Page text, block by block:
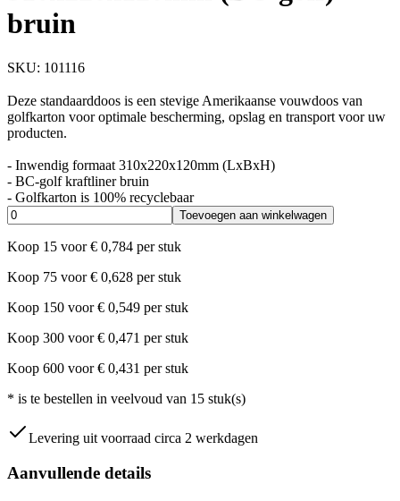
bruin
SKU: 101116
Deze standaarddoos is een stevige Amerikaanse vouwdoos van
golfkarton voor optimale bescherming, opslag en transport voor uw
producten.
- Inwendig formaat 310x220x120mm (LxBxH)
- BC-golf kraftliner bruin
- Golfkarton is 100% recyclebaar
Toevoegen aan winkelwagen
Koop 15 voor € 0,784 per stuk
Koop 75 voor € 0,628 per stuk
Koop 150 voor € 0,549 per stuk
Koop 300 voor € 0,471 per stuk
Koop 600 voor € 0,431 per stuk
* is te bestellen in veelvoud van 15 stuk(s)
Levering uit voorraad circa 2 werkdagen
Aanvullende details